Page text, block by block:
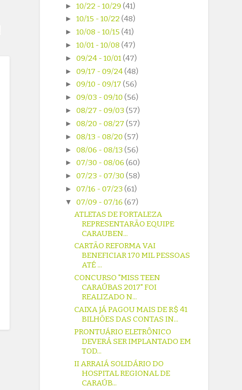
► 10/22 - 10/29 (41)
► 10/15 - 10/22 (48)
► 10/08 - 10/15 (41)
► 10/01 - 10/08 (47)
► 09/24 - 10/01(47)
► 09/17 - 09/24(48)
► 09/10 - 09/17 (56)
► 09/03 - 09/10 (56)
► 08/27 - 09/03 (57)
► 08/20 - 08/27 (57)
► 08/13 - 08/20 (57)
► 08/06 - 08/13 (56)
► 07/30 - 08/06 (60)
► 07/23 - 07/30 (58)
► 07/16 - 07/23 (61)
▼ 07/09 - 07/16 (67)
ATLETAS DE FORTALEZA
REPRESENTARÃO EQUIPE
CARAUBEN...
CARTÃO REFORMA VAI
BENEFICIAR 170 MIL PESSOAS
ATÉ ...
CONCURSO "MISS TEEN
CARAÚBAS 2017" FOI
REALIZADO N...
CAIXA JÁ PAGOU MAIS DE R$ 41
BILHÕES DAS CONTAS IN...
PRONTUÁRIO ELETRÔNICO
DEVERÁ SER IMPLANTADO EM
TOD...
II ARRAIÁ SOLIDÁRIO DO
HOSPITAL REGIONAL DE
CARAÚB...